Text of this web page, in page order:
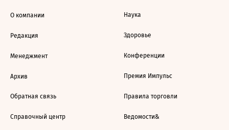
О компании
Редакция
Менеджмент
Архив
Обратная связь
Справочный центр
Наука
Здоровье
Конференции
Премия Импульс
Правила торговли
Ведомости&